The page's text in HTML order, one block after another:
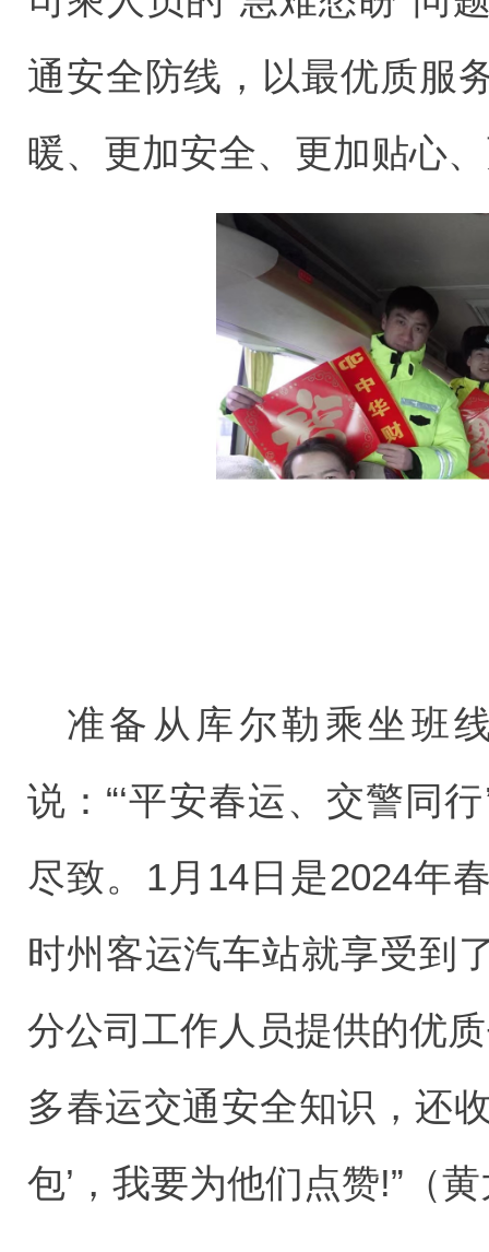
通安全防线，以最优质服
暖、更加安全、更加贴心
准备从库尔勒乘坐班
说：“‘平安春运、交警同
尽致。1月14日是2024年
时州客运汽车站就享受到
分公司工作人员提供的优
多春运交通安全知识，还
包’，我要为他们点赞!”（